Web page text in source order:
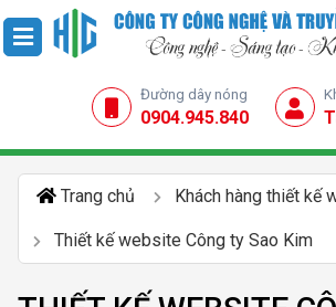
Đường dây nóng
0904.945.840
Trang chủ Khách hàng thiết kế
Thiết kế website Công ty Sao Kim